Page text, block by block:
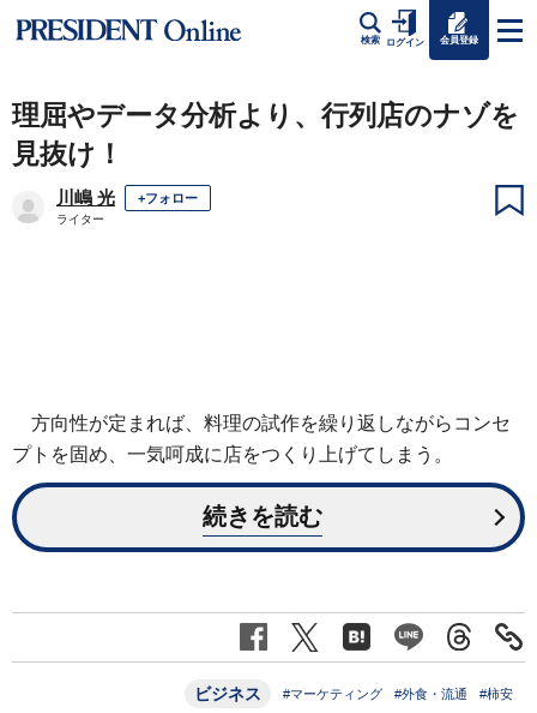
検索 ログイン 会員登録
理屈やデータ分析より、行列店のナゾを
見抜け！
川嶋 光 +フォロー
ライター
方向性が定まれば、料理の試作を繰り返しながらコンセ
プトを固め、一気呵成に店をつくり上げてしまう。
続きを読む
ビジネス #マーケティング #外食・流通 #柿安